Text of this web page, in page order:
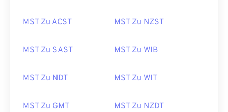
MST Zu ACST MST Zu NZST
MST Zu SAST MST Zu WIB
MST Zu NDT MST Zu WIT
MST Zu GMT MST Zu NZDT